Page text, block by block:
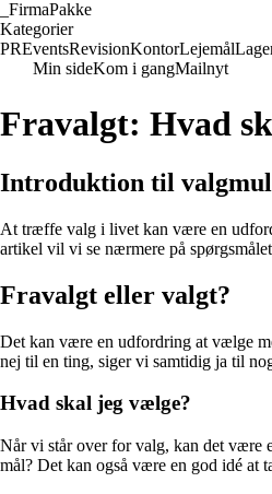
FirmaPakke
Kategorier
PREventsRevisionKontorLejemål
Min sideKom i gangMailnyt
Fravalgt: Hvad
Introduktion til
At træffe valg i livet kan være en
artikel vil vi se nærmere på
Fravalgt eller valgt?
Det kan være en udfordring at vælge
nej til en ting, siger vi samtidig ja til
Hvad skal jeg vælge?
Når vi står over for valg, kan det være
mål? Det kan også være en god idé at